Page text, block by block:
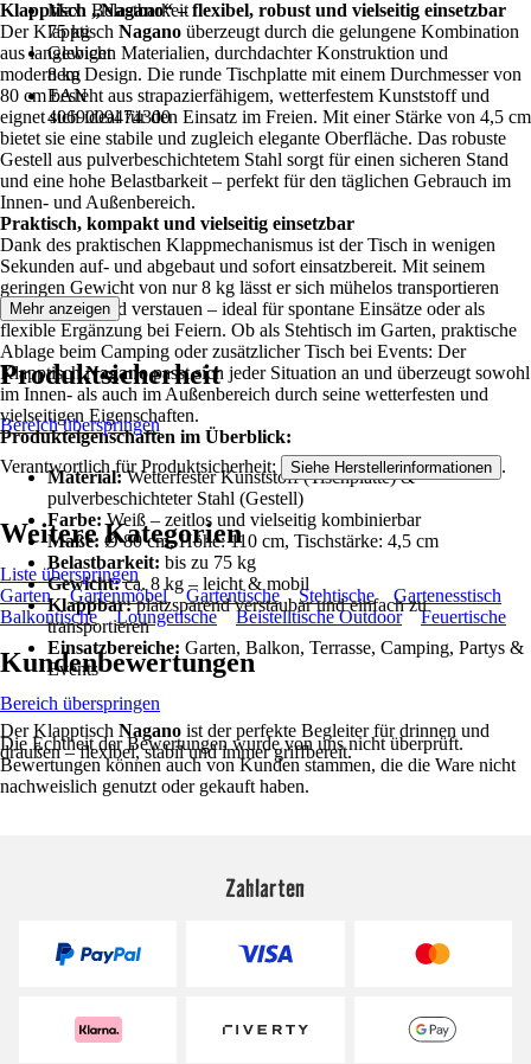
Max. Belastbarkeit
75 kg
Gewicht
8 kg
EAN
4069009474300
Klapptisch „Nagano“ – flexibel, robust und vielseitig einsetzbar
Der Klapptisch Nagano überzeugt durch die gelungene Kombination
aus langlebigen Materialien, durchdachter Konstruktion und
modernem Design. Die runde Tischplatte mit einem Durchmesser von
80 cm besteht aus strapazierfähigem, wetterfestem Kunststoff und
eignet sich ideal für den Einsatz im Freien. Mit einer Stärke von 4,5 cm
bietet sie eine stabile und zugleich elegante Oberfläche. Das robuste
Gestell aus pulverbeschichtetem Stahl sorgt für einen sicheren Stand
und eine hohe Belastbarkeit – perfekt für den täglichen Gebrauch im
Innen- und Außenbereich.
Praktisch, kompakt und vielseitig einsetzbar
Dank des praktischen Klappmechanismus ist der Tisch in wenigen
Sekunden auf- und abgebaut und sofort einsatzbereit. Mit seinem
geringen Gewicht von nur 8 kg lässt er sich mühelos transportieren
und platzsparend verstauen – ideal für spontane Einsätze oder als
flexible Ergänzung bei Feiern. Ob als Stehtisch im Garten, praktische
Ablage beim Camping oder zusätzlicher Tisch bei Events: Der
KlapptischNaganopasst sich jeder Situation an und überzeugt sowohl
im Innen- als auch im Außenbereich durch seine wetterfesten und
vielseitigen Eigenschaften.
Produkteigenschaften im Überblick:
Material:Wetterfester Kunststoff (Tischplatte) &
pulverbeschichteter Stahl (Gestell)
Farbe:Weiß – zeitlos und vielseitig kombinierbar
Maße: Ø 80 cm, Höhe: 110 cm, Tischstärke: 4,5 cm
Belastbarkeit: bis zu 75 kg
Gewicht:ca. 8 kg – leicht & mobil
Klappbar:platzsparend verstaubar und einfach zu
transportieren
Einsatzbereiche: Garten, Balkon, Terrasse, Camping, Partys &
Events
Der Klapptisch Nagano ist der perfekte Begleiter für drinnen und
draußen – flexibel, stabil und immer griffbereit.
Mehr anzeigen
Produktsicherheit
Bereich überspringen
Verantwortlich für Produktsicherheit: Siehe Herstellerinformationen .
Weitere Kategorien
Liste überspringen
Garten
Gartenmöbel Gartentische Stehtische
Gartenesstisch
Balkontische
Loungetische Beistelltische Outdoor Feuertische
Kundenbewertungen
Bereich überspringen
Die Echtheit der Bewertungen wurde von uns nicht überprüft.
Bewertungen können auch von Kunden stammen, die die Ware nicht
nachweislich genutzt oder gekauft haben.
Zahlarten